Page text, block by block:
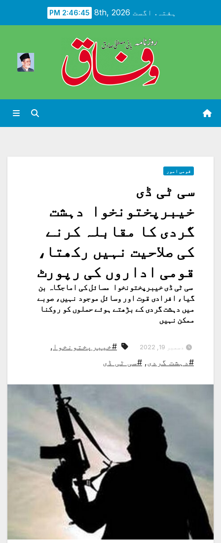
ہفتہ. اگست 8th, 2026 2:46:47 PM
قومی امور
سی ٹی ڈی
خیبرپختونخوا دہشت
گردی کا مقابلہ کرنے
کی صلاحیت نہیں رکھتا،
قومی اداروں کی رپورٹ
سی ٹی ڈی خیبرپختونخوا مسائل کی اماجگاہ بن
گیا، افرادی قوت اور وسائل موجود نہیں، صوبے
میں دہشت گردی کے بڑھتے ہوئے حملوں کو روکنا
ممکن نہیں
دسمبر 19, 2022 #خیبرپختونخوا ,
#دہشت گردی, #سی ٹی ڈی